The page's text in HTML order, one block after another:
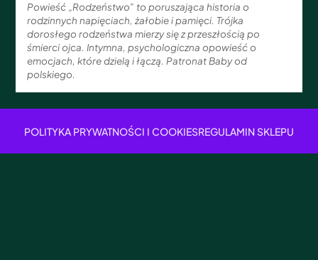
Powieść „Rodzeństwo” to poruszająca historia o
rodzinnych napięciach, żałobie i pamięci. Trójka
dorosłego rodzeństwa mierzy się z przeszłością po
śmierci ojca. Intymna, psychologiczna opowieść o
emocjach, które dzielą i łączą. Patronat Baby od
polskiego.
POLITYKA PRYWATNOŚCI I COOKIESREGULAMIN SKLEPU